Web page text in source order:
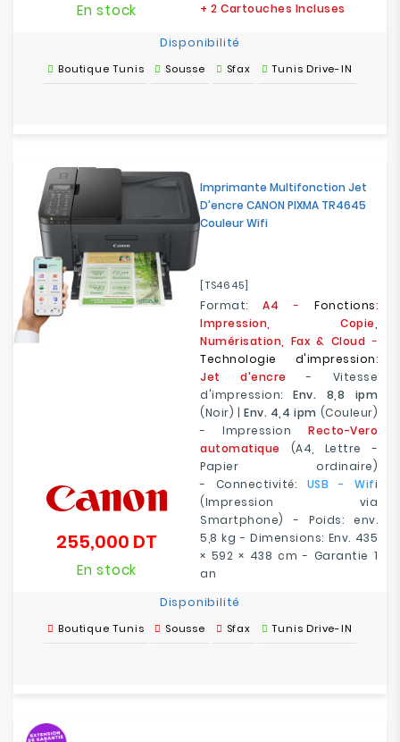
+ 2 Cartouches Incluses
En stock
Disponibilité
Boutique Tunis Sousse Sfax Tunis Drive-IN
Imprimante Multifonction Jet
D'encre CANON PIXMA TR4645
Couleur Wifi
[TS4645]
Format:A4 -Fonctions:
Impression, Copie,
Numérisation, Fax & Cloud -
Technologie d'impression:
Jet d'encre - Vitesse
d'impression: Env. 8,8 ipm
(Noir) |Env. 4,4 ipm (Couleur)
- Impression Recto-Vero
automatique (A4, Lettre -
Papier ordinaire)
- Connectivité: USB - Wifi
(Impression via
Smartphone) - Poids: env.
5,8 kg - Dimensions: Env. 435
× 592 × 438 cm - Garantie 1
an
255,000 DT
En stock
Disponibilité
Boutique Tunis Sousse Sfax Tunis Drive-IN